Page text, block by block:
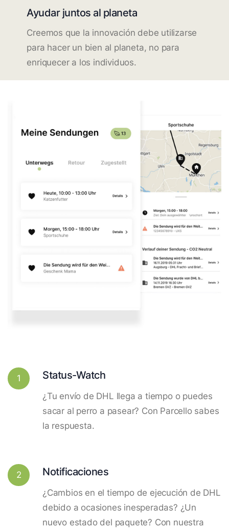
Ayudar juntos al planeta
Creemos que la innovación debe utilizarse
para hacer un bien al planeta, no para
enriquecer a los individuos.
1 Status-Watch
¿Tu envío de DHL llega a tiempo o puedes
sacar al perro a pasear? Con Parcello sabes
la respuesta.
2 Notificaciones
¿Cambios en el tiempo de ejecución de DHL
debido a ocasiones inesperadas? ¿Un
nuevo estado del paquete? Con nuestra